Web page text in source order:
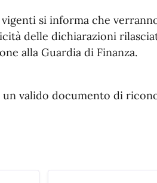
si informa che
delle dichiarazioni
alla Guardia di Finanza.
un valido documento di